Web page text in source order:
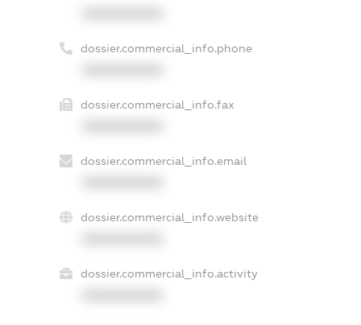
dossier.commercial_info.phone
dossier.commercial_info.fax
dossier.commercial_info.email
dossier.commercial_info.website
dossier.commercial_info.activity